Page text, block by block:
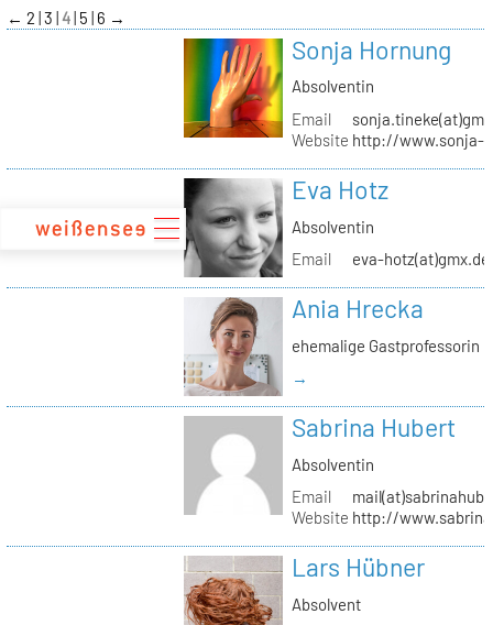
zum
Inhalt
← 2 3 4 5 6 →
Sonja Hornung
Absolventin
Email
Website http://www.sonja-
Eva Hotz
Absolventin
Email
eva-hotz(at)gmx.de
Ania Hrecka
ehemalige Gastprofessorin
→
Sabrina Hubert
Absolventin
Email
Website http://
Lars Hübner
Absolvent